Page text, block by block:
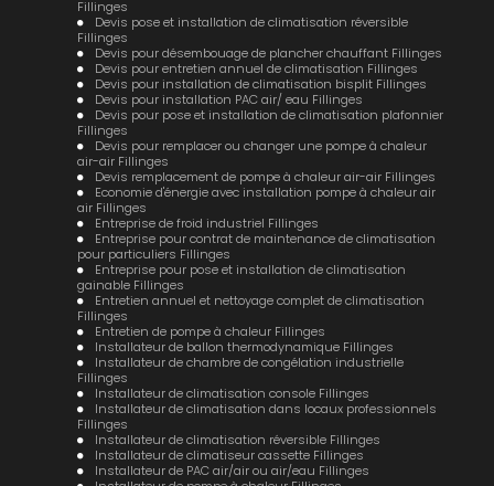
Fillinges
Devis pose et installation de climatisation réversible
Fillinges
Devis pour désembouage de plancher chauffant Fillinges
Devis pour entretien annuel de climatisation Fillinges
Devis pour installation de climatisation bisplit Fillinges
Devis pour installation PAC air/ eau Fillinges
Devis pour pose et installation de climatisation plafonnier
Fillinges
Devis pour remplacer ou changer une pompe à chaleur
air-air Fillinges
Devis remplacement de pompe à chaleur air-air Fillinges
Economie d'énergie avec installation pompe à chaleur air
air Fillinges
Entreprise de froid industriel Fillinges
Entreprise pour contrat de maintenance de climatisation
pour particuliers Fillinges
Entreprise pour pose et installation de climatisation
gainable Fillinges
Entretien annuel et nettoyage complet de climatisation
Fillinges
Entretien de pompe à chaleur Fillinges
Installateur de ballon thermodynamique Fillinges
Installateur de chambre de congélation industrielle
Fillinges
Installateur de climatisation console Fillinges
Installateur de climatisation dans locaux professionnels
Fillinges
Installateur de climatisation réversible Fillinges
Installateur de climatiseur cassette Fillinges
Installateur de PAC air/air ou air/eau Fillinges